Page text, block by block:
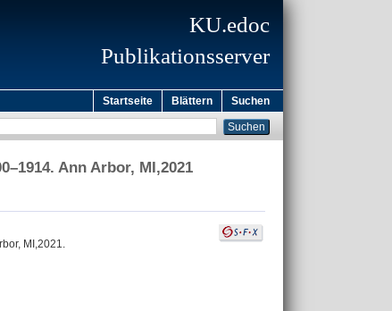
KU.edoc
Publikationsserver
Startseite Blättern Suchen
Ann Arbor, MI,2021
MI,2021.